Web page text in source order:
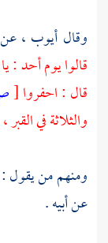
وقال أيوب ،عن
قالوا يومأحد:
قال : احفروا[
والثلاثة في
ومنهم من يقول :
عن أبيه .